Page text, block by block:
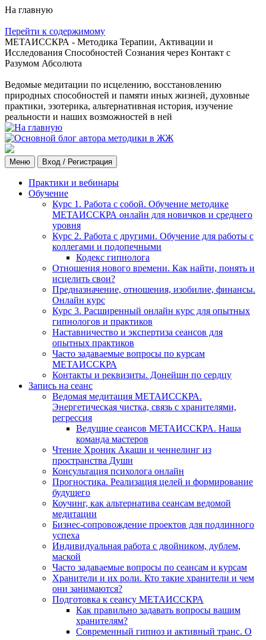
На главную
Перейти к содержимому
МЕТАИССКРА - Методика Терапии, Активации и
Исследования Способностей Сознания через Контакт с
Разумом Абсолюта
Ведомые медитации по исцелению, восстановлению
природных способностей и памяти иных жизней, духовные
практики, эзотерика, альтернативная история, изучение
реальности и наших возможностей в ней
Меню Вход / Регистрация
Практики и вебинары
Обучение
Курс 1. Работа с собой. Обучение методике
МЕТАИССКРА онлайн для новичков и среднего
уровня
Курс 2. Работа с другими. Обучение для работы с
коллегами и подопечными
Кодекс гипнолога
Отношения нового времени. Как найти, понять и
исцелить свои?
Предназначение, отношения, изобилие, финансы.
Онлайн курс
Курс 3. Расширенный онлайн курс для опытных
гипнологов и практиков
Наставничество и экспертиза сеансов для
опытных практиков
Часто задаваемые вопросы по курсам
МЕТАИССКРА
Контакты и реквизиты. Донейшн по сердцу
Запись на сеанс
Ведомая медитация МЕТАИССКРА.
Энергетическая чистка, связь с хранителями,
регрессия
Ведущие сеансов МЕТАИССКРА. Наша
команда мастеров
Чтение Хроник Акаши и ченнелинг из
пространства Души
Консультация психолога онлайн
Прогностика. Реализация целей и формирование
будущего
Коучинг, как альтернатива сеансам ведомой
медитации
Бизнес-сопровождение проектов для подлинного
успеха
Индивидуальная работа с двойником, дублем,
маской
Часто задаваемые вопросы по сеансам и курсам
Хранители и их роли. Кто такие хранители и чем
они занимаются?
Подготовка к сеансу МЕТАИССКРА
Как правильно задавать вопросы вашим
хранителям?
Современный гипноз и активный транс. О